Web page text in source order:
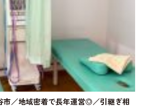
市／地域密着で長年運営◎／引継ぎ相